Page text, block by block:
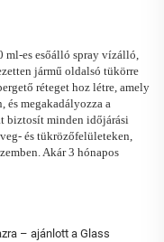
ml-es esőálló spray vízálló,
jármű oldalsó tükörre
réteget hoz létre, amely
és megakadályozza a
biztosít minden időjárási
és tükrözőfelületeken,
Akár 3 hónapos
– ajánlott a Glass